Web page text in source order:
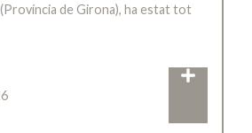
(Província de Girona), ha estat tot